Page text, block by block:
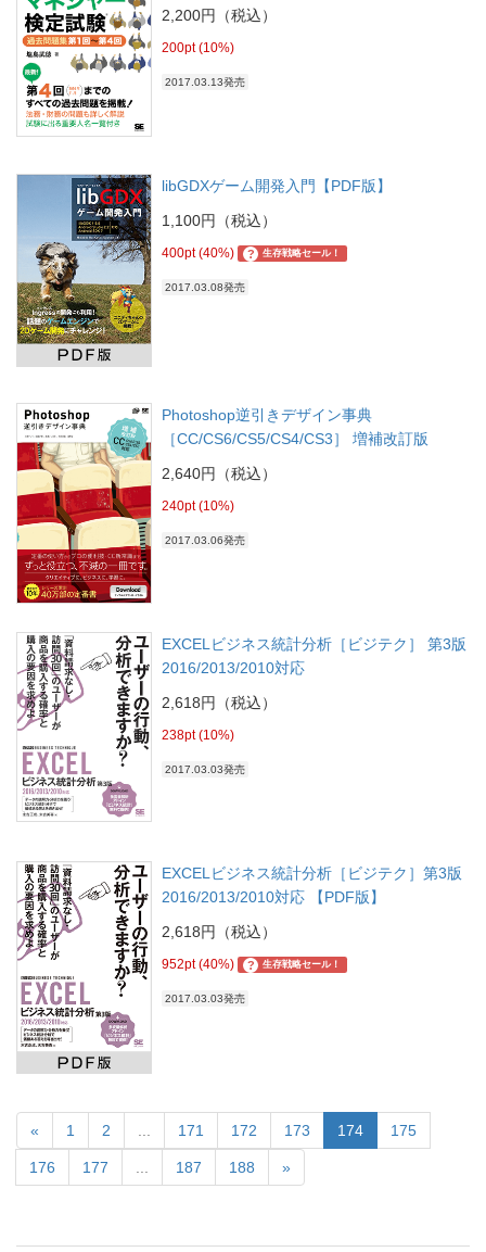
2,200円（税込）
200pt (10%)
2017.03.13発売
libGDXゲーム開発入門【PDF版】
1,100円（税込）
400pt (40%) ? 生存戦略セール！
2017.03.08発売
Photoshop逆引きデザイン事典
［CC/CS6/CS5/CS4/CS3］ 増補改訂版
2,640円（税込）
240pt (10%)
2017.03.06発売
EXCELビジネス統計分析［ビジテク］ 第3版
2016/2013/2010対応
2,618円（税込）
238pt (10%)
2017.03.03発売
EXCELビジネス統計分析［ビジテク］第3版
2016/2013/2010対応 【PDF版】
2,618円（税込）
952pt (40%) ? 生存戦略セール！
2017.03.03発売
« 1 2 171 172 173 174 175
176 177 187 188 »